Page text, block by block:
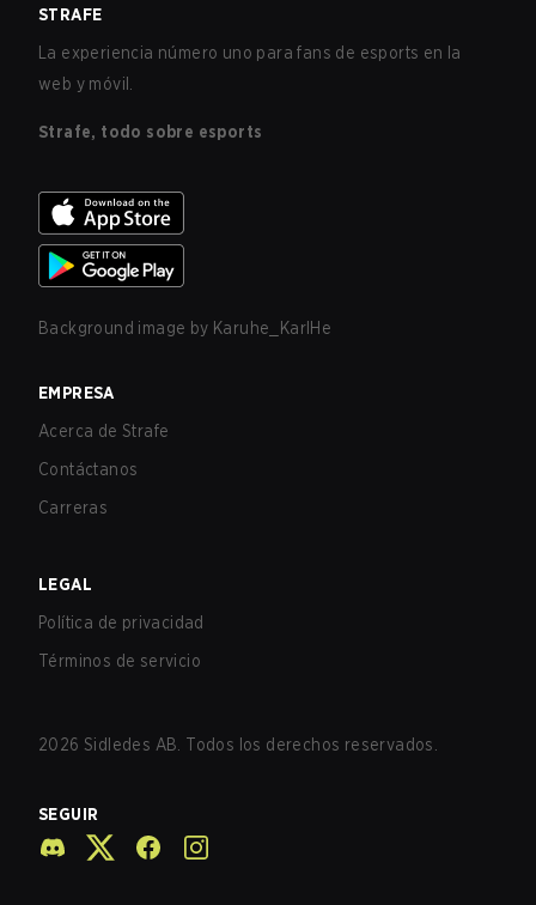
STRAFE
La experiencia número uno para fans de esports en la
web y móvil.
Strafe, todo sobre esports
Background image by Karuhe_KarlHe
EMPRESA
Acerca de Strafe
Contáctanos
Carreras
LEGAL
Política de privacidad
Términos de servicio
2026 Sidledes AB. Todos los derechos reservados.
SEGUIR